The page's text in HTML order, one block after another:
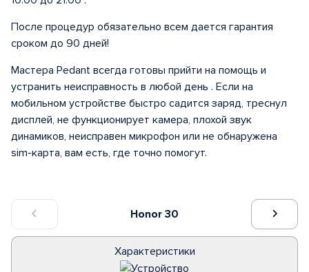
Honor 30
Характеристики
После процедур обязательно всем дается гарантия
сроком до 90 дней!
Мастера Pedant всегда готовы прийти на помощь и
устранить неисправность в любой день . Если на
мобильном устройстве быстро садится заряд, треснул
дисплей, не функционирует камера, плохой звук
динамиков, неисправен микрофон или не обнаружена
sim-карта, вам есть, где точно помогут.